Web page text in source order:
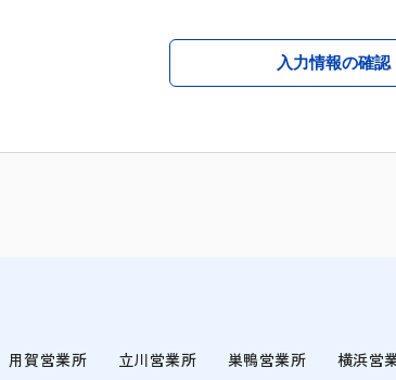
入力情報の確認
用賀営業所
立川営業所
巣鴨営業所
横浜営